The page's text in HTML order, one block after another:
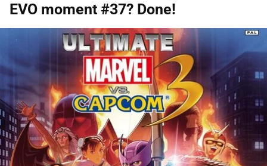
EVO moment #37? Done!